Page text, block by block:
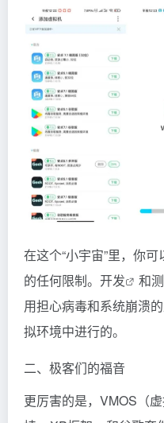
在这个“小宇宙”里，你可
的任何限制。 开发
和
用担心病毒和系统崩溃
拟环境中进行的。
二、极客们的福音
更厉害的是，VMOS（